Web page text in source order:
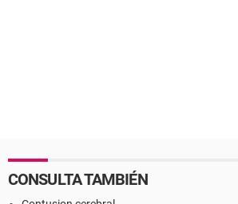
CONSULTA TAMBIÉN